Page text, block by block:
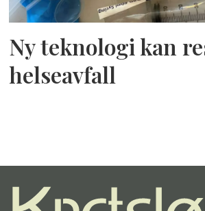
Ny teknologi kan
helseavfall